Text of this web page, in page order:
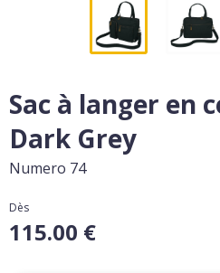
Sac à langer en
Dark Grey
Numero 74
Dès
115.00 €